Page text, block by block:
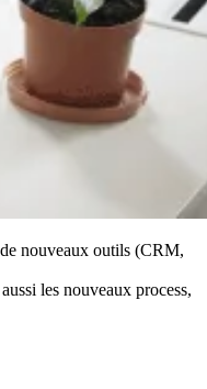
nouveaux outils (CRM,
les nouveaux process,